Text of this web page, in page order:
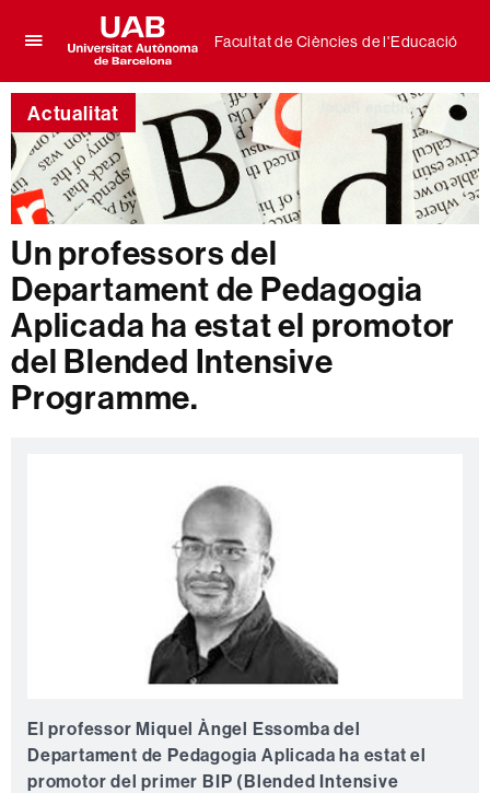
per
desplegar
el
menú
de
Facultat
de
de
l'Educació
Universitat
Autònoma
de
Barcelona
Facultat de Ciències de l'Educació
Actualitat
Un professors del
Departament de Pedagogia
Aplicada ha estat el promotor
del Blended Intensive
Programme.
El professor Miquel Àngel Essomba del
Departament de Pedagogia Aplicada ha estat el
promotor del primer BIP (Blended Intensive